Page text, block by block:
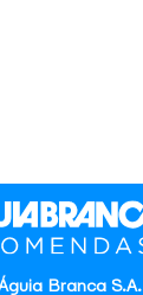
Branca S.A.